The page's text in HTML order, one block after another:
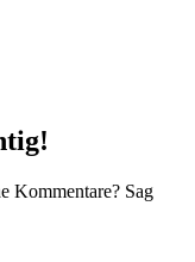
Kommentare? Sag